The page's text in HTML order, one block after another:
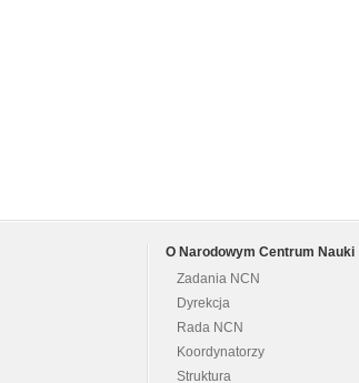
O Narodowym Centrum Nauki
Zadania NCN
Dyrekcja
Rada NCN
Koordynatorzy
Struktura